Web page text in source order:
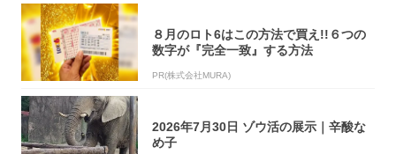
８月のロト6はこの方法で買え!!６つの
数字が『完全一致』する方法
PR(株式会社MURA)
2026年7月30日 ゾウ活の展示｜辛酸な
め子